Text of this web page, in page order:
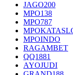
JAGO200
MPO138
MPO787
MPOINDO
RAGAMBET
QQ1881
AYOJUDI